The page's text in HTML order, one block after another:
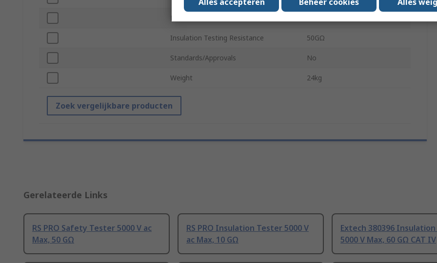
Power Source
Insulation Testing Resistance 50GΩ
Standards/Approvals No
Weight 24kg
Zoek vergelijkbare producten
Gerelateerde Links
RS PRO Safety Tester 5000 V ac
Max, 50 GΩ
RS PRO Insulation Tester 5000 V
ac Max, 10 GΩ
Extech 380396
5000 V Max, 60 GΩ CAT IV